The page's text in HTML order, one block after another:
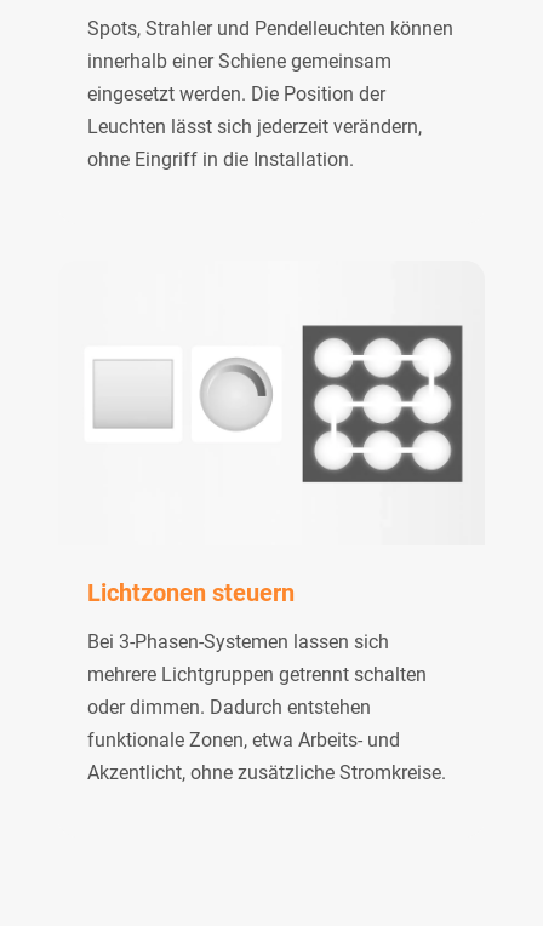
Spots, Strahler und Pendelleuchten können
innerhalb einer Schiene gemeinsam
eingesetzt werden. Die Position der
Leuchten lässt sich jederzeit verändern,
ohne Eingriff in die Installation.
Lichtzonen steuern
Bei 3-Phasen-Systemen lassen sich
mehrere Lichtgruppen getrennt schalten
oder dimmen. Dadurch entstehen
funktionale Zonen, etwa Arbeits- und
Akzentlicht, ohne zusätzliche Stromkreise.